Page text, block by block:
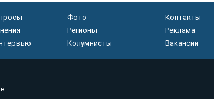
Фото
Регионы
Колумнисты
Контакты
Реклама
Вакансии